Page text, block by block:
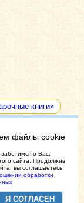
книги»
au
файлы cookie
о Вас,
сайта. Продолжив
вы соглашаетесь
обработки
Я СОГЛАСЕН